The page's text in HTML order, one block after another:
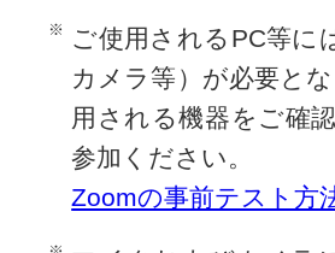
ご使用されるPC等に
カメラ等）が必要と
用される機器をご確
参加ください。
Zoomの事前テスト方